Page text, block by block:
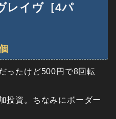
レイヴ［4パ
ったけど500円で8回転
投資。ちなみにボーダー